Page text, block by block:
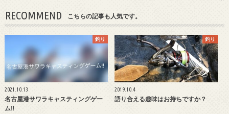
RECOMMEND こちらの記事も人気です。
釣り
2021.10.13
名古屋港サワラキャスティングゲー
ム‼︎
釣り
2019.10.4
語り合える趣味はお持ちですか？